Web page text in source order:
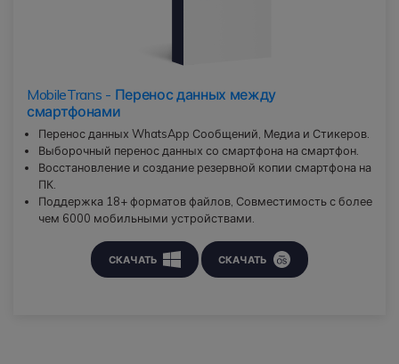
MobileTrans - Перенос данных между
смартфонами
Перенос данных WhatsApp Сообщений, Медиа и Стикеров.
Выборочный перенос данных со смартфона на смартфон.
Восстановление и создание резервной копии смартфона на
ПК.
Поддержка 18+ форматов файлов, Совместимость с более
чем 6000 мобильными устройствами.
СКАЧАТЬ СКАЧАТЬ